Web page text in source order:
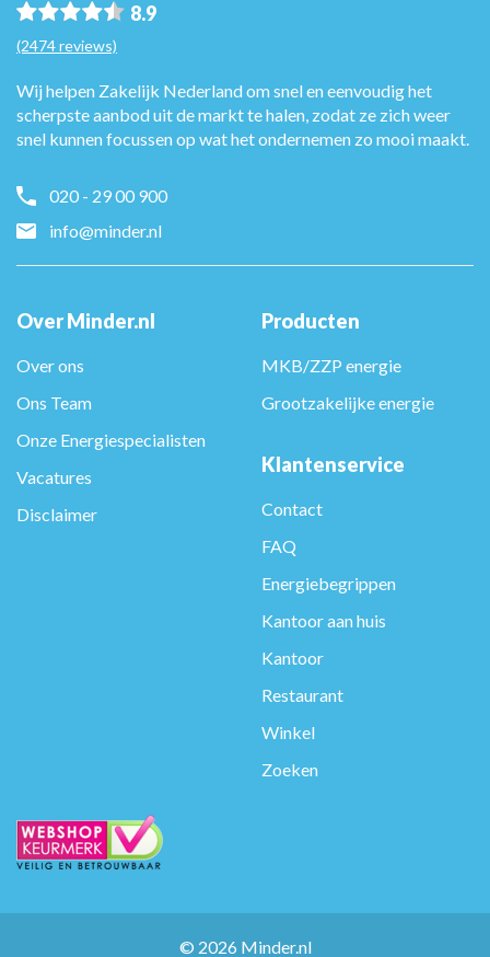
8.9
(2474 reviews)
Wij helpen Zakelijk Nederland om snel en eenvoudig het
scherpste aanbod uit de markt te halen, zodat ze zich weer
snel kunnen focussen op wat het ondernemen zo mooi maakt.
020 - 29 00 900
info@minder.nl
Over Minder.nl
Over ons
Ons Team
Onze Energiespecialisten
Vacatures
Disclaimer
Producten
MKB/ZZP energie
Grootzakelijke energie
Klantenservice
Contact
FAQ
Energiebegrippen
Kantoor aan huis
Kantoor
Restaurant
Winkel
Zoeken
© 2026 Minder.nl